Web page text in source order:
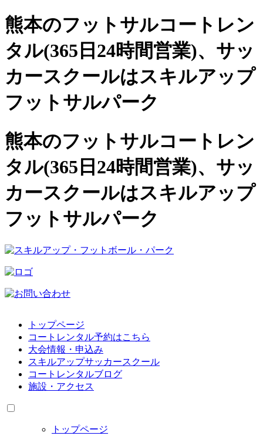
熊本のフットサルコートレン
タル(365日24時間営業)、 サッ
カースクールはスキルアップ
フットサルパーク
熊本のフットサルコートレン
タル(365日24時間営業)、サッ
カースクールはスキルアップ
フットサルパーク
トップページ
コートレンタル予約はこちら
大会情報・申込み
スキルアップサッカースクール
コートレンタルブログ
施設・アクセス
トップページ